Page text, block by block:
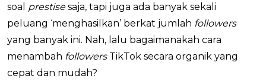
soal prestisesaja, tapi juga ada banyak sekali
peluang ‘menghasilkan’ berkat jumlah followers
yang banyak ini. Nah, lalu bagaimanakah cara
menambah followers TikTok secara organik yang
cepat dan mudah?